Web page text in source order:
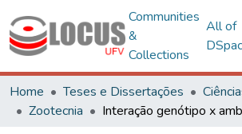
Communities
&
Collections
All of
Home Teses e Dissertações
Zootecnia